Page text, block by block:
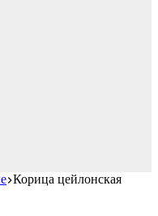
Корица цейлонская